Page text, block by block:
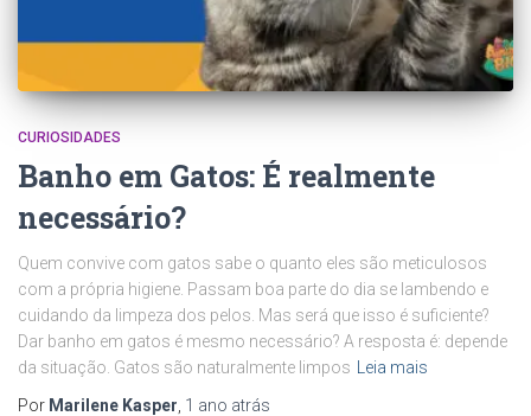
CURIOSIDADES
Banho em Gatos: É realmente
necessário?
Quem convive com gatos sabe o quanto eles são meticulosos
com a própria higiene. Passam boa parte do dia se lambendo e
cuidando da limpeza dos pelos. Mas será que isso é suficiente?
Dar banho em gatos é mesmo necessário? A resposta é: depende
da situação. Gatos são naturalmente limpos
Leia mais
Por Marilene Kasper 1 ano atrás